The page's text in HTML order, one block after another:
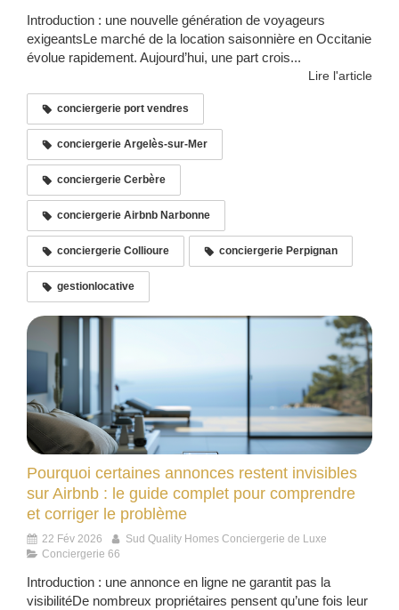
Introduction : une nouvelle génération de voyageurs
exigeantsLe marché de la location saisonnière en Occitanie
évolue rapidement. Aujourd’hui, une part crois...
Lire l'article
conciergerie port vendres
conciergerie Argelès-sur-Mer
conciergerie Cerbère
conciergerie Airbnb Narbonne
conciergerie Collioure conciergerie Perpignan
gestionlocative
Pourquoi certaines annonces restent invisibles
sur Airbnb : le guide complet pour comprendre
et corriger le problème
22 Fév 2026
Sud Quality Homes Conciergerie de Luxe
Conciergerie 66
Introduction : une annonce en ligne ne garantit pas la
visibilitéDe nombreux propriétaires pensent qu’une fois leur